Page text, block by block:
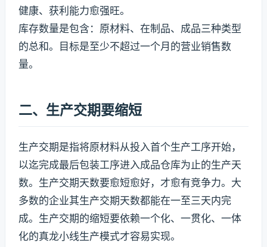
健康、获利能力愈强旺。
库存数量是包含：原材料、在制品、成品三种类型
的总和。目标是至少不超过一个月的营业销售数
量。
二、生产交期要缩短
生产交期是指将原材料从投入首个生产工序开始，
以迄完成最后包装工序进入成品仓库为止的生产天
数。生产交期天数要愈短愈好，才愈有竞争力。大
多数的企业其生产交期天数都能在一至三天内完
成。生产交期的缩短要依赖一个化、一贯化、一体
化的真龙小线生产模式才容易实现。